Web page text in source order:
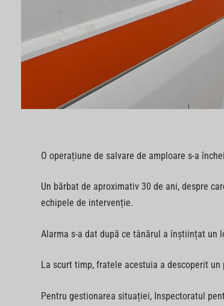
O operațiune de salvare de amploare s-a
Un bărbat de aproximativ 30 de ani, despre
echipele de intervenție.
Alarma s-a dat după ce tânărul a înștiințat un
La scurt timp, fratele acestuia a descoperit
Pentru gestionarea situației, Inspectoratul